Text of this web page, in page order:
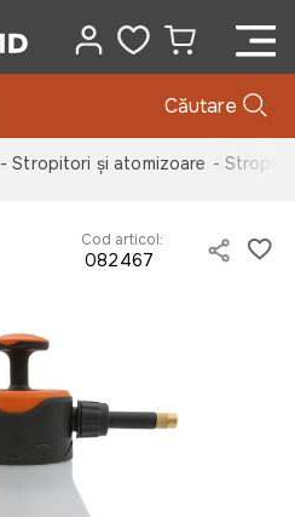
Căutare
- Stropitori și atomizoare -
Cod articol:
082467